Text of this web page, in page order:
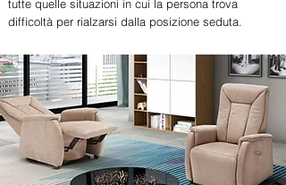
tutte quelle situazioni in cui la persona trova
difficoltà per rialzarsi dalla posizione seduta.